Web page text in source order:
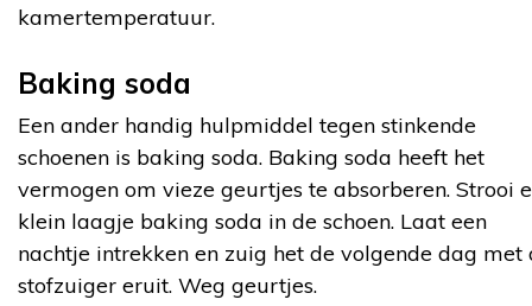
kamertemperatuur.
Baking soda
Een ander handig hulpmiddel tegen stinkende
schoenen is baking soda. Baking soda heeft het
vermogen om vieze geurtjes te absorberen. Strooi
klein laagje baking soda in de schoen. Laat een
nachtje intrekken en zuig het de volgende dag met
stofzuiger eruit. Weg geurtjes.